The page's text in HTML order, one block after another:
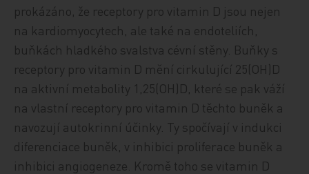
prokázáno, že receptory pro vitamin D jsou nejen
na kardiomyocytech, ale také na endoteliích,
buňkách hladkého svalstva cévní stěny. Buňky s
receptory pro vitamin D mění cirkulující 25(OH)D
na aktivní metabolity 1,25(OH)D, které se pak váží
na vlastní receptory pro vitamin D těchto buněk a
navozují autokrinní účinky. Ty spočívají v indukci
diferenciace buněk, v inhibici proliferace buněk a
inhibici angiogeneze. Kromě toho se vitamin D